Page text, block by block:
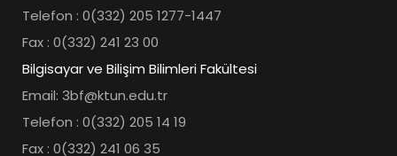
Telefon : 0(332) 205 1277-1447
Fax : 0(332) 241 23 00
Bilgisayar ve Bilişim Bilimleri Fakültesi
Email: 3bf@ktun.edu.tr
Telefon : 0(332) 205 14 19
Fax : 0(332) 241 06 35